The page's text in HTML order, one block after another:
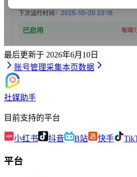
最后更新于 2026年6月10日
账号管理采集本页数据
社媒助手
目前支持的平台
小红书 抖音 B站 快手
平台